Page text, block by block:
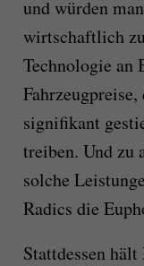
und würden
wirtschaftlich
Technologie an
signifikant
treiben. Und zu
solche
Radics die
Stattdessen